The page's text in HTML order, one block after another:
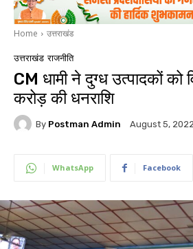
Home उत्तराखंड
उत्तराखंड राजनीति
CM धामी ने दुग्ध उत्पादकों को
करोड़ की धनराशि
By Postman Admin August 5,
WhatsApp Facebook